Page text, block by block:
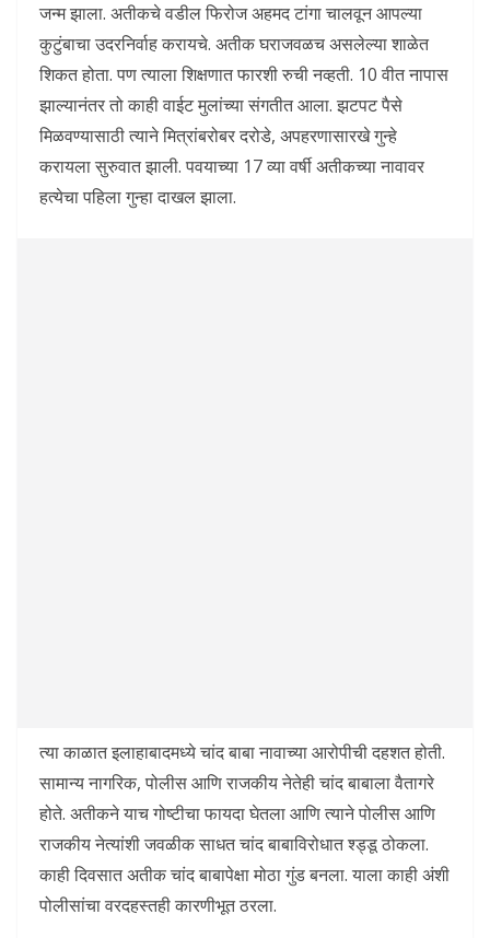
जन्म झाला. अतीकचे वडील फिरोज अहमद टांगा चालवून आपल्या
कुटुंबाचा उदरनिर्वाह करायचे. अतीक घराजवळच असलेल्या शाळेत
शिकत होता. पण त्याला शिक्षणात फारशी रुची नव्हती. 10 वीत नापास
झाल्यानंतर तो काही वाईट मुलांच्या संगतीत आला. झटपट पैसे
मिळवण्यासाठी त्याने मित्रांबरोबर दरोडे, अपहरणासारखे गुन्हे
करायला सुरुवात झाली. पवयाच्या 17 व्या वर्षी अतीकच्या नावावर
हत्येचा पहिला गुन्हा दाखल झाला.
त्या काळात इलाहाबादमध्ये चांद बाबा नावाच्या आरोपीची दहशत होती.
सामान्य नागरिक, पोलीस आणि राजकीय नेतेही चांद बाबाला वैतागरे
होते. अतीकने याच गोष्टीचा फायदा घेतला आणि त्याने पोलीस आणि
राजकीय नेत्यांशी जवळीक साधत चांद बाबाविरोधात श्ड्डू ठोकला.
काही दिवसात अतीक चांद बाबापेक्षा मोठा गुंड बनला. याला काही अंशी
पोलीसांचा वरदहस्तही कारणीभूत ठरला.